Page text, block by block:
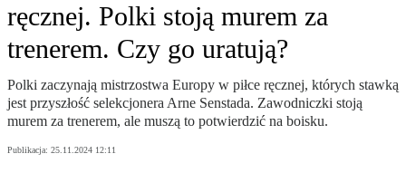
ręcznej. Polki stoją murem za
trenerem. Czy go uratują?
Polki zaczynają mistrzostwa Europy w piłce ręcznej, których stawką
jest przyszłość selekcjonera Arne Senstada. Zawodniczki stoją
murem za trenerem, ale muszą to potwierdzić na boisku.
Publikacja: 25.11.2024 12:11